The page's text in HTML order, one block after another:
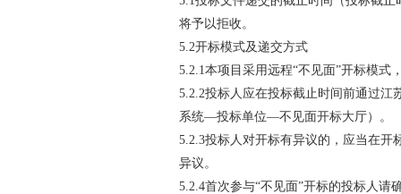
将予以拒收。
5.2开标模式及递交方式
5.2.1本项目采用远程“不见面”开标模式
5.2.2投标人应在投标截止时间前通过江
系统—投标单位—不见面开标大厅）。
5.2.3投标人对开标有异议的，应当在开
异议。
5.2.4首次参与“不见面”开标的投标人请